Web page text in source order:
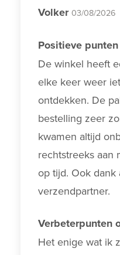
Volker 03/08/2026
Positieve punten
De winkel heeft
elke keer weer
ontdekken. De
bestelling zeer
kwamen altijd
rechtstreeks aan
op tijd. Ook
verzendpartner.
Verbeterpunten
Het enige wat ik